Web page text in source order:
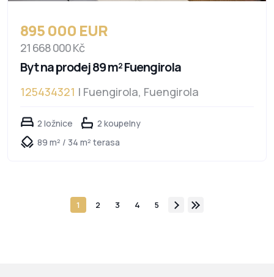
895 000 EUR
21 668 000 Kč
Byt na prodej 89 m² Fuengirola
125434321 | Fuengirola, Fuengirola
2 ložnice
2 koupelny
89 m² / 34 m² terasa
1 2 3 4 5